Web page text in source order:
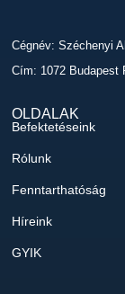
Cégnév: Széchenyi
Cím: 1072 Budapest
OLDALAK
Befektetéseink
Rólunk
Fenntarthatóság
Híreink
GYIK